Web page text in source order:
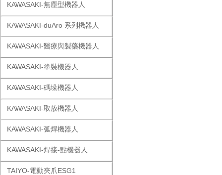
KAWASAKI-無塵型機器人
KAWASAKI-duAro 系列機器人
KAWASAKI-醫療與製藥機器人
KAWASAKI-塗裝機器人
KAWASAKI-碼垛機器人
KAWASAKI-取放機器人
KAWASAKI-弧焊機器人
KAWASAKI-焊接-點機器人
TAIYO-電動夾爪ESG1